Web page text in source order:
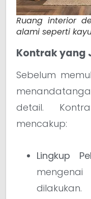
Ruang interior
alami seperti
Kontrak yang
Sebelum
detail.
mencakup:
Lingkup
dilakukan.